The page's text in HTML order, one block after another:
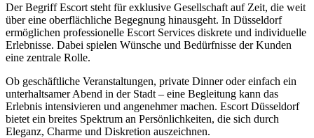
Der Begriff Escort steht für exklusive Gesellschaft auf Zeit, die weit
über eine oberflächliche Begegnung hinausgeht. In Düsseldorf
ermöglichen professionelle Escort Services diskrete und individuelle
Erlebnisse. Dabei spielen Wünsche und Bedürfnisse der Kunden
eine zentrale Rolle.
Ob geschäftliche Veranstaltungen, private Dinner oder einfach ein
unterhaltsamer Abend in der Stadt – eine Begleitung kann das
Erlebnis intensivieren und angenehmer machen. Escort Düsseldorf
bietet ein breites Spektrum an Persönlichkeiten, die sich durch
Eleganz, Charme und Diskretion auszeichnen.